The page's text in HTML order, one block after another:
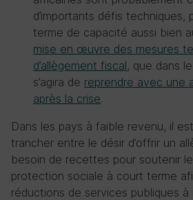
d’importants défis techniques,
terme de capacité aussi bien
mise en œuvre des mesures
d’allègement fiscal, que dans
s’agira de reprendre avec une
après la crise.
Dans les pays à faible revenu, il
trancher entre le désir d’offrir un
besoin de recettes pour soutenir
protection sociale à court terme
réductions de services publiques à